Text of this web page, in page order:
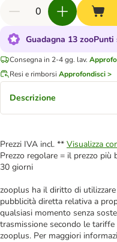
Guadagna 13
Consegna in 2-4 gg. lav.
Resi e rimborsi Approfondisci >
Descrizione
Prezzi IVA incl. ** Visualizza
Prezzo regolare = il prezzo
30 giorni
zooplus ha il diritto di
pubblicità diretta relativa a
qualsiasi momento senza
trasmissione secondo le
zooplus. Per maggiori